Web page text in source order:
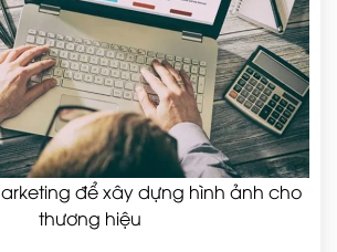
để xây dựng hình ảnh cho
thương hiệu